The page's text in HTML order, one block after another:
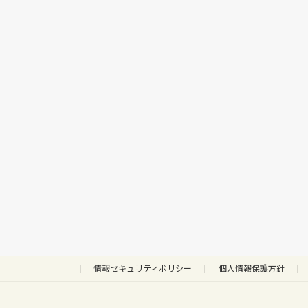
情報セキュリティポリシー 個人情報保護方針